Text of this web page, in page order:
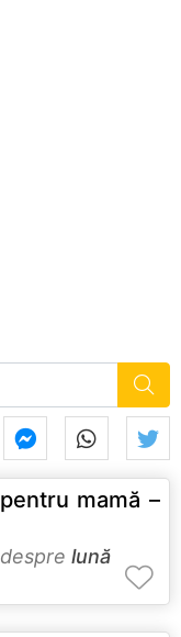
mamă –
lună